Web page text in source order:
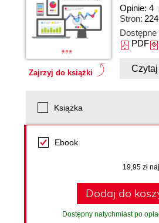
Zajrzyj do książki
Opinie: 4
Stron: 224
PDF
Książka
Ebook
19,95 zł
Dodaj do
Dostępny natychmiast po